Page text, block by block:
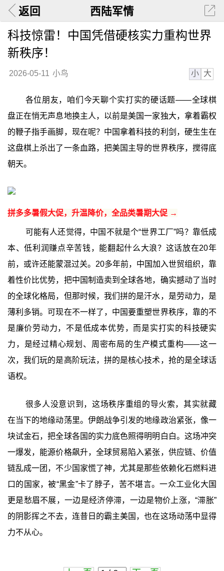
返回 西陆军情
科技惊雷！中国凭借硬核实力重构世界
新秩序！
2026-05-11 小鸟 小 大
各位朋友，咱们今天聊个实打实的硬话题——全球棋
盘正在悄无声息地换主人，以前是美国一家独大，拿着霸权
的鞭子指手画脚，现在呢？中国拿着科技的利剑，硬生生在
这盘棋上杀出了一条血路，把美国主导的世界秩序，搅得底
朝天。
拼多多暑假大促，升温降价，全品类暑期大促 →
可能有人还觉得，中国不就是个“世界工厂”吗？靠低成
本、低利润赚点辛苦钱，能翻起什么大浪？这话放在20年
前，或许还能蒙混过关。20多年前，中国加入世贸组织，靠
着性价比优势，把中国制造卖到全球各地，确实撼动了当时
的全球化格局，但那时候，我们拼的是汗水，是劳动力，是
薄利多销。可现在不一样了，中国要重塑世界秩序，靠的不
是廉价劳动力，不是低成本优势，而是实打实的科技硬实
力，是经过精心规划、周密布局的生产模式重构——这一
次，我们玩的是高阶玩法，拼的是核心技术，抢的是全球话
语权。
很多人没意识到，这场秩序重组的导火索，其实就藏
在当下的地缘动荡里。伊朗战争引发的地缘政治紧张，像一
块试金石，把全球各国的实力底色照得明明白白。这场冲突
一爆发，能源价格飙升，全球贸易陷入紧张，供应链、价值
链乱成一团，不少国家慌了神，尤其是那些依赖化石燃料进
口的国家，被“黑金”卡了脖子，苦不堪言。一众工业化大国
更是愁眉不展，一边是经济停滞，一边是物价上涨，“滞胀”
的阴影挥之不去，连昔日的霸主美国，也在这场动荡中显得
力不从心。